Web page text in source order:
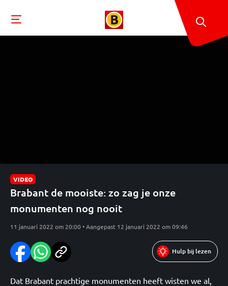
VIDEO
Brabant de mooiste: zo zag je onze
monumenten nog nooit
11 januari 2022 om 20:00 • Aangepast 12 januari 2022 om 09:46
Hulp bij lezen
Dat Brabant prachtige monumenten heeft wisten we al,